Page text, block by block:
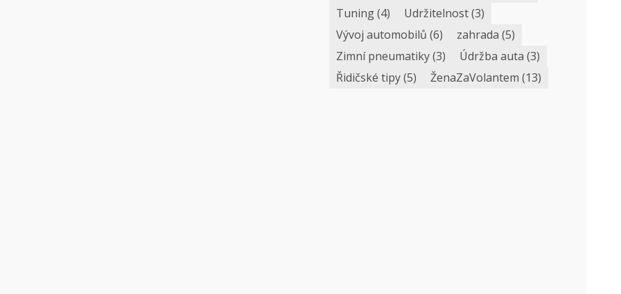
Tuning(4) Udržitelnost(3)
Vývoj automobilů (6) zahrada (5)
Zimní pneumatiky(3) Údržba auta (3)
Řidičské tipy(5) ŽenaZaVolantem (13)